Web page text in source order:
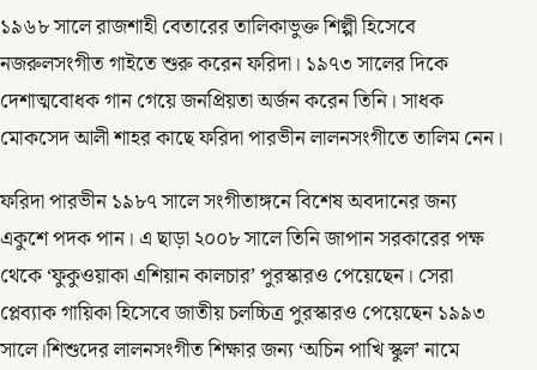
১৯৬৮ সালে রাজশাহী বেতারের তালিকাভুক্ত শিল্পী হিসেবে
নজরুলসংগীত গাইতে শুরু করেন ফরিদা। ১৯৭৩ সালের দিকে
দেশাত্মবোধক গান গেয়ে জনপ্রিয়তা অর্জন করেন তিনি। সাধক
মোকসেদ আলী শাহর কাছে ফরিদা পারভীন লালনসংগীতে তালিম নেন।
ফরিদা পারভীন ১৯৮৭ সালে সংগীতাঙ্গনে বিশেষ অবদানের জন্য
একুশে পদক পান। এ ছাড়া ২০০৮ সালে তিনি জাপান সরকারের পক্ষ
থেকে ‘ফুকুওয়াকা এশিয়ান কালচার’ পুরস্কারও পেয়েছেন। সেরা
প্লেব্যাক গায়িকা হিসেবে জাতীয় চলচ্চিত্র পুরস্কারও পেয়েছেন ১৯৯৩
সালে।শিশুদের লালনসংগীত শিক্ষার জন্য ‘অচিন পাখি স্কুল’ নামে